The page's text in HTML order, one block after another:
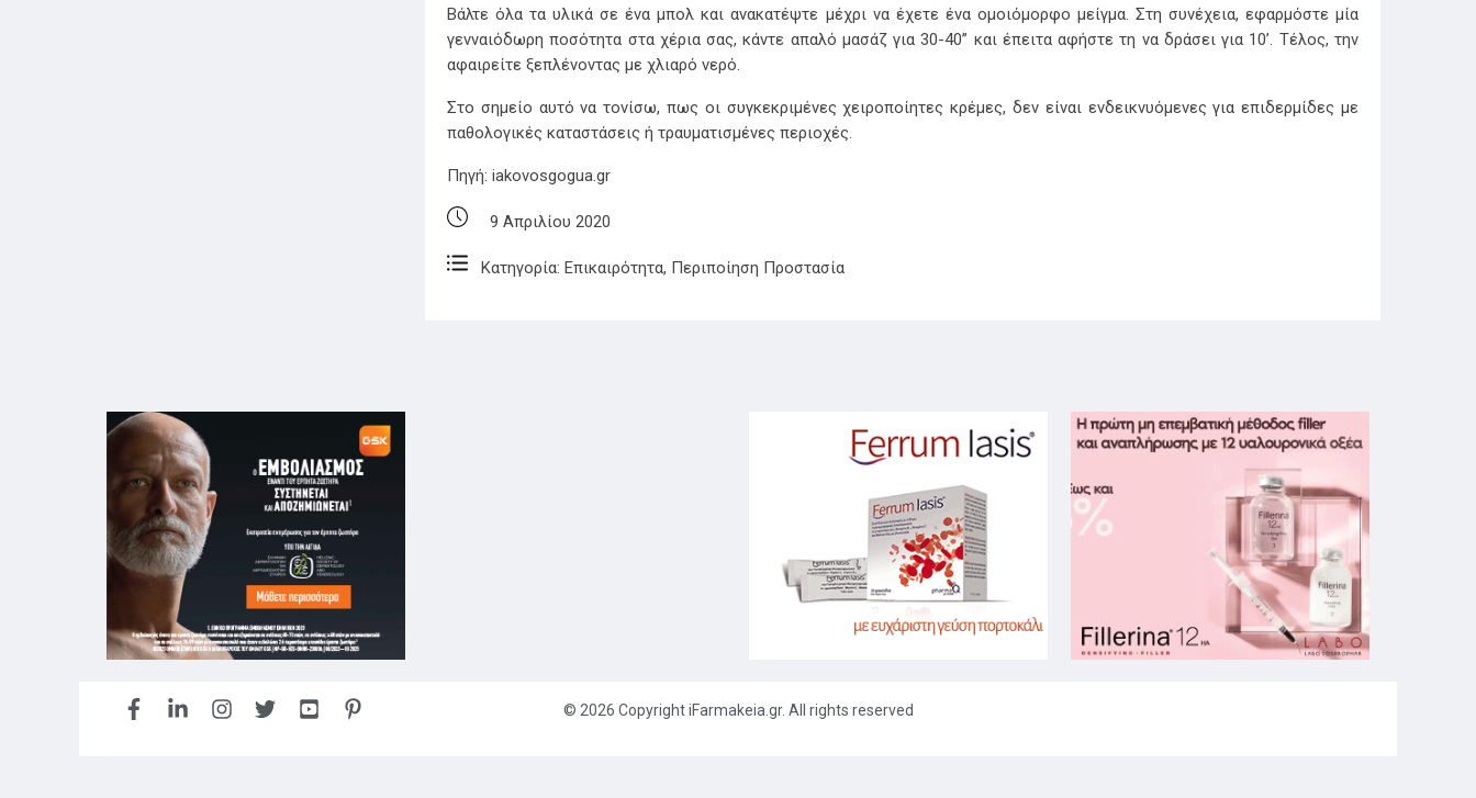
Βάλτε όλα τα υλικά σε ένα μπολ και ανακατέψτε μέχρι να έχετε ένα ομοιόμορφο μείγμα. Στη συνέχεια, εφαρμόστε μία
γενναιόδωρη ποσότητα στα χέρια σας, κάντε απαλό μασάζ για 30-40’’ και έπειτα αφήστε τη να δράσει για 10’. Τέλος, την
αφαιρείτε ξεπλένοντας με χλιαρό νερό.
Στο σημείο αυτό να τονίσω, πως οι συγκεκριμένες χειροποίητες κρέμες, δεν είναι ενδεικνυόμενες για επιδερμίδες με
παθολογικές καταστάσεις ή τραυματισμένες περιοχές.
Πηγή: iakovosgogua.gr
9 Απριλίου 2020
Κατηγορία:Επικαιρότητα, Περιποίηση Προστασία
© 2026 Copyright iFarmakeia.gr. All rights reserved